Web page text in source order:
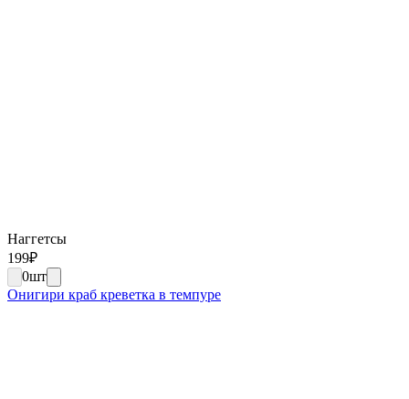
Наггетсы
199₽
0шт
Онигири краб креветка в темпуре